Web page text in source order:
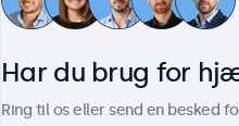
Har du brug for
Ring til os eller send en besked